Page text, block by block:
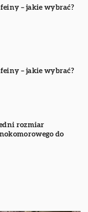
– jakie wybrać?
– jakie wybrać?
rozmiar
do